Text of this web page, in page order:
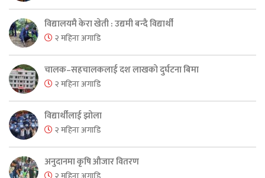
विद्यालयमै केरा खेती : उद्यमी बन्दै विद्यार्थी
२ महिना अगाडि
चालक–सहचालकलाई दश लाखको दुर्घटना बिमा
२ महिना अगाडि
विद्यार्थीलाई झोला
२ महिना अगाडि
अनुदानमा कृषि औजार वितरण